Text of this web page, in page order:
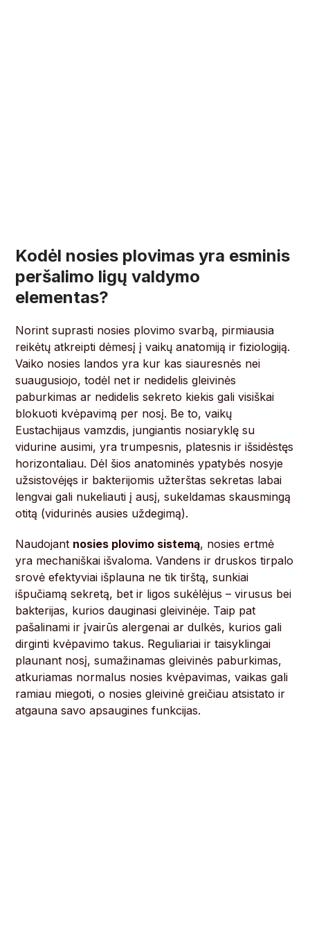
Kodėl nosies plovimas yra esminis
peršalimo ligų valdymo
elementas?
Norint suprasti nosies plovimo svarbą, pirmiausia
reikėtų atkreipti dėmesį į vaikų anatomiją ir fiziologiją.
Vaiko nosies landos yra kur kas siauresnės nei
suaugusiojo, todėl net ir nedidelis gleivinės
paburkimas ar nedidelis sekreto kiekis gali visiškai
blokuoti kvėpavimą per nosį. Be to, vaikų
Eustachijaus vamzdis, jungiantis nosiaryklę su
vidurine ausimi, yra trumpesnis, platesnis ir išsidėstęs
horizontaliau. Dėl šios anatominės ypatybės nosyje
užsistovėjęs ir bakterijomis užterštas sekretas labai
lengvai gali nukeliauti į ausį, sukeldamas skausmingą
otitą (vidurinės ausies uždegimą).
Naudojant nosies plovimo sistemą, nosies ertmė
yra mechaniškai išvaloma. Vandens ir druskos tirpalo
srovė efektyviai išplauna ne tik tirštą, sunkiai
išpučiamą sekretą, bet ir ligos sukėlėjus – virusus bei
bakterijas, kurios dauginasi gleivinėje. Taip pat
pašalinami ir įvairūs alergenai ar dulkės, kurios gali
dirginti kvėpavimo takus. Reguliariai ir taisyklingai
plaunant nosį, sumažinamas gleivinės paburkimas,
atkuriamas normalus nosies kvėpavimas, vaikas gali
ramiau miegoti, o nosies gleivinė greičiau atsistato ir
atgauna savo apsaugines funkcijas.